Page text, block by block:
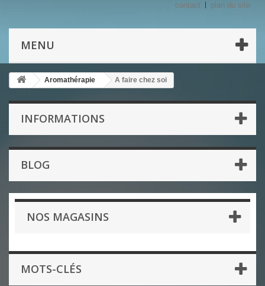
contact plan du site
MENU
Aromathérapie A faire chez soi
INFORMATIONS
BLOG
NOS MAGASINS
MOTS-CLÉS